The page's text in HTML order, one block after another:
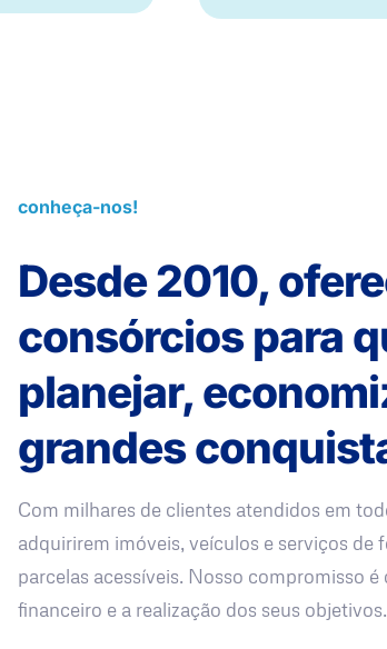
conheça-nos!
Desde 2010,
consórcios para
planejar,
grandes
Com milhares de clientes atendidos em
adquirirem imóveis, veículos e serviços de
parcelas acessíveis. Nosso compromisso
financeiro e a realização dos seus objetivos.